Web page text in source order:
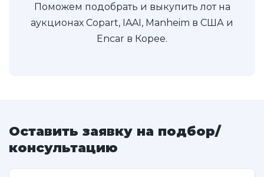
Поможем подобрать и выкупить лот на
аукционах Copart, IAAI, Manheim в США и
Encar в Корее.
Оставить заявку на подбор/
консультацию